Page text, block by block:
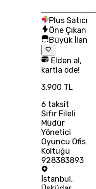
Plus Satıcı
Öne Çıkan
Büyük İlan
Elden al,
kartla öde!
3.900 TL
6 taksit
Sıfır Fileli
Müdür
Yönetici
Oyuncu Ofis
Koltuğu
928383893
İstanbul ,